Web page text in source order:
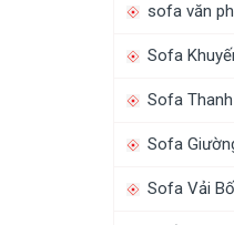
sofa văn
Sofa
Sofa
Sofa
Sofa Vải